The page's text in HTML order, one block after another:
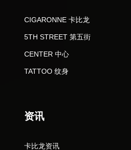
CIGARONNE 卡比龙
5TH STREET 第五街
CENTER 中心
TATTOO 纹身
资讯
卡比龙资讯